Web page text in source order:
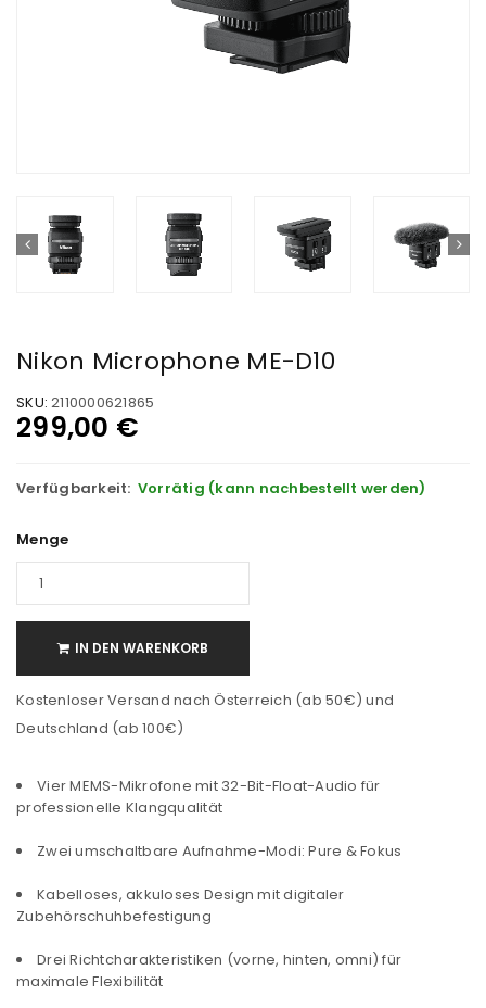
Nikon Microphone ME-D10
SKU: 2110000621865
299,00 €
Verfügbarkeit: Vorrätig (kann nachbestellt werden)
Menge
IN DEN WARENKORB
Kostenloser Versand nach Österreich (ab 50€) und
Deutschland (ab 100€)
Vier MEMS-Mikrofone mit 32-Bit-Float-Audio für
professionelle Klangqualität
Zwei umschaltbare Aufnahme-Modi: Pure & Fokus
Kabelloses, akkuloses Design mit digitaler
Zubehörschuhbefestigung
Drei Richtcharakteristiken (vorne, hinten, omni) für
maximale Flexibilität